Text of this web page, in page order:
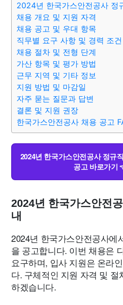
증권 인테리어 요리 상품
게임 스포츠 사진 대출
맛집 IT 컴퓨터 기술
의료 의학 경제
교통 생활 기타
2024년 한국가스안전공사 정
채용 개요 및 지원 자격
채용 공고 및 우대 항목
직무별 요구 사항 및 경력 조건
채용 절차 및 전형 단계
가산 항목 및 평가 방법
근무 지역 및 기타 정보
지원 방법 및 마감일
자주 묻는 질문과 답변
결론 및 지원 권장
한국가스안전공사 채용 공고
2024년 한국가스안전공사 정규
공고 바로가기
2024년 한국가스안전
내
2024년 한국가스안전공사에
을 공고합니다. 이번 채용은
요구하며, 입사 지원은 온라
다. 구체적인 지원 자격 및 절
하겠습니다.